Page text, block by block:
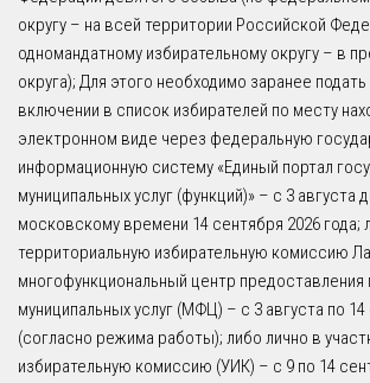
округу – на всей территории Российской
одномандатному избирательному округу – в
округа); Для этого необходимо заранее
включении в список избирателей по месту
электронном виде через федеральную
информационную систему «Единый портал
муниципальных услуг (функций)» – с 3 августа
московскому времени 14 сентября 2026 года;
территориальную избирательную комиссию
многофункциональный центр предоставления
муниципальных услуг (МФЦ) – с 3 августа по 14
(согласно режима работы); либо лично в
избирательную комиссию (УИК) – с 9 по 14